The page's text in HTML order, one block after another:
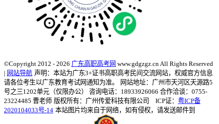
©Copyright 2012 - 2026 广东高职高考网 www.gdgzgz.cn All Rights Reserved
| 网站导航 声明：本站为广东3+证书高职高考民间交流网站，权威官方信息
请各位考生以广东教育考试网通知为准。
网站地址：广州市天河区天源路5
号之三1202单元（仅限办公） 咨询电话：18933926066 合作洽谈：0755-
23224485 曹老师 版权所有：广州传爱科技有限公司 ICP证： 粤ICP备
2020104033号-14 本站图片均来自于网络，如有侵权，请发送邮件到